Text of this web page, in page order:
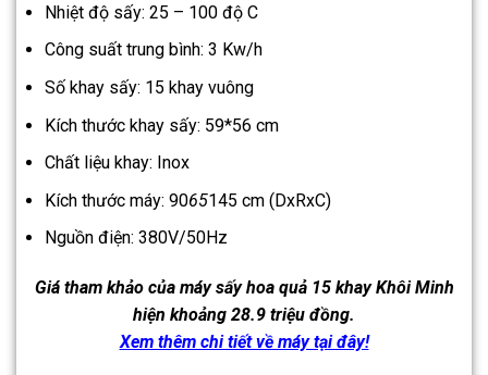
Nhiệt độ sấy: 25 – 100 độ C
Công suất trung bình: 3 Kw/h
Số khay sấy: 15 khay vuông
Kích thước khay sấy: 59*56 cm
Chất liệu khay: Inox
Kích thước máy: 9065145 cm (DxRxC)
Nguồn điện: 380V/50Hz
Giá tham khảo của máy sấy hoa quả 15 khay Khôi Minh
hiện khoảng 28.9 triệu đồng.
Xem thêm chi tiết về máy tại đây!